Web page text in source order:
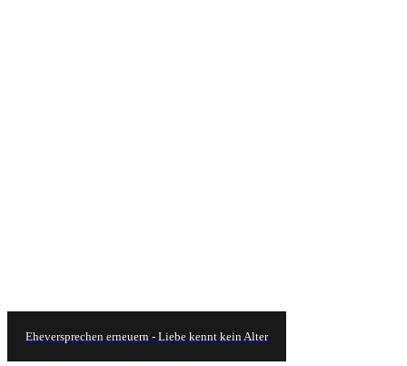
Eheversprechen erneuern - Liebe kennt kein Alter